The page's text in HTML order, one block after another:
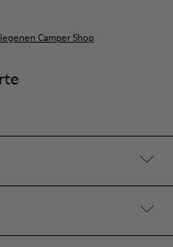
Camper Shop